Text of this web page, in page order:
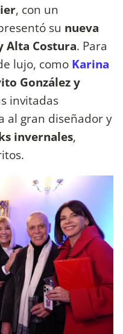
, con un
su nueva
Alta Costura. Para
lujo, como Karina
González y
invitadas
al gran diseñador y
invernales,